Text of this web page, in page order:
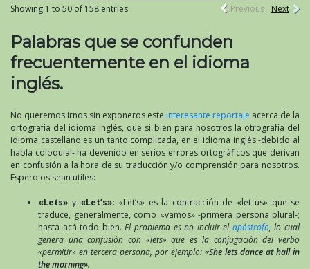
Showing 1 to 50 of 158 entries
Previous Next
Palabras que se confunden
frecuentemente en el idioma
inglés.
No queremos irnos sin exponeros este interesante reportaje acerca de la
ortografía del idioma inglés, que si bien para nosotros la otrografía del
idioma castellano es un tanto complicada, en el idioma inglés -debido al
habla coloquial- ha devenido en serios errores ortográficos que derivan
en confusión a la hora de su traducción y/o comprensión para nosotros.
Espero os sean útiles:
«Lets» y «Let’s»: «Let’s» es la contracción de «let us» que se
traduce, generalmente, como «vamos» -primera persona plural-;
hasta acá todo bien.El problema es no incluir el apóstrofo, lo cual
genera una confusión con «lets» que es la conjugación del verbo
«permitir» en tercera persona, por ejemplo: «She lets dance at hall in
the morning».